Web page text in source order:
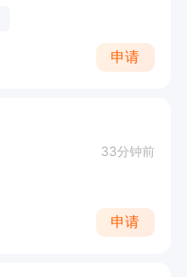
申请
33分钟前
申请